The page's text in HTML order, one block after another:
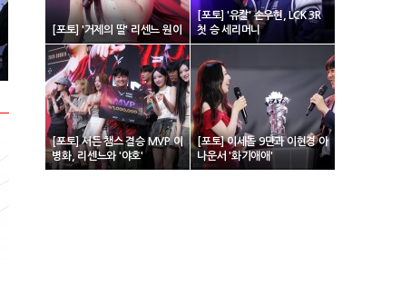
2024 넥슨 아이콘 매치 현장스케치 2024 VCT 퍼시
[포토] '거제의 딸' 리센느 원이
[포토] '유칼' 손우현, LCK 3R
첫 승 세리머니
[포토] 서든 챔스 결승 MVP 이
병화, 리센느와 '야호'
[포토] 이세돌 9단과 이현경 아
나운서 '화기애애'